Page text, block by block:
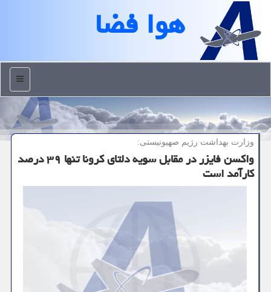
هوا فضا
منو
وزارت بهداشت رژیم صهیونیستی:
واكسن فایزر در مقابل سویه دلتای كرونا تنها ۳۹ درصد
كارآمد است